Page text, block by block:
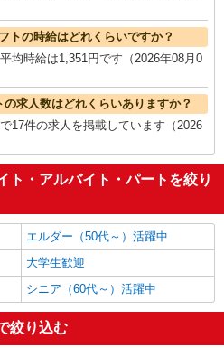
トの時給はどれくらいですか？
均時給は1,351円です（2026年08月0
求人数はどれくらいありますか？
17件の求人を掲載しています（2026
ト・アルバイト・パートを絞り
エルダー（50代～）活躍中
大学生歓迎
シニア（60代～）活躍中
絞り込む